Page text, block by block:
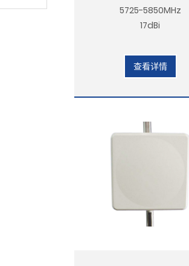
5725-5850MHz
17dBi
查看详情